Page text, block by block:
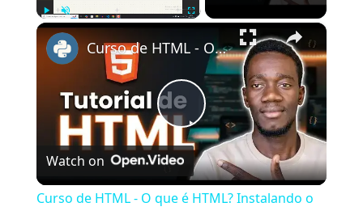
×
Play
Video
Curso de HTML - O que é HTML? Instalando o VSCODE
Watch on
Curso de HTML - O que é HTML? Instalando o